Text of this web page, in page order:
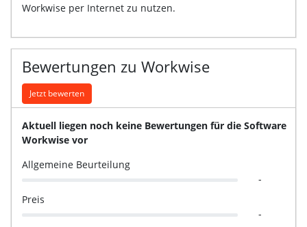
Workwise per Internet zu nutzen.
Bewertungen zu Workwise
Jetzt bewerten
Aktuell liegen noch keine Bewertungen für die Software
Workwise vor
Allgemeine Beurteilung
-
Preis
-